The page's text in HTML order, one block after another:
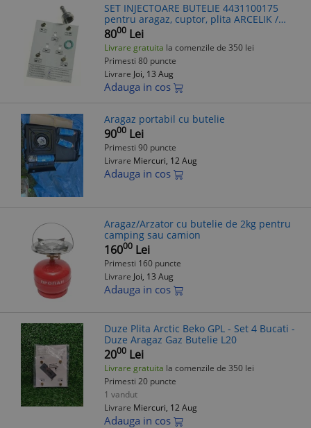
SET INJECTOARE BUTELIE 4431100175
pentru aragaz, cuptor, plita ARCELIK /
BEKO
8000 Lei
Livrare gratuita la comenzile de 350 lei
Primesti 80 puncte
Livrare Joi, 13 Aug
Adauga in cos
Aragaz portabil cu butelie
9000 Lei
Primesti 90 puncte
Livrare Miercuri, 12 Aug
Adauga in cos
Aragaz/Arzator cu butelie de 2kg pentru
camping sau camion
16000 Lei
Primesti 160 puncte
Livrare Joi, 13 Aug
Adauga in cos
Duze Plita Arctic Beko GPL - Set 4 Bucati -
Duze Aragaz Gaz Butelie L20
2000 Lei
Livrare gratuita la comenzile de 350 lei
Primesti 20 puncte
1 vandut
Livrare Miercuri, 12 Aug
Adauga in cos